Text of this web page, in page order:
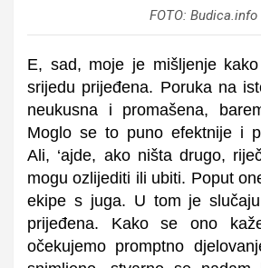
FOTO: Budica.info
E, sad, moje je mišljenje
srijedu prijeđena. Poruka na
neukusna i promašena,
Moglo se to puno efektnije i
Ali, ‘ajde, ako ništa drugo,
mogu ozlijediti ili ubiti. Poput
ekipe s juga. U tom je
prijeđena. Kako se ono
očekujemo promptno